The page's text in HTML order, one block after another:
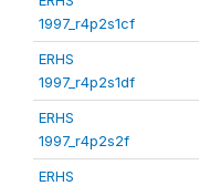
1997_r4p2s1cf
ERHS
1997_r4p2s1df
ERHS
1997_r4p2s2f
ERHS